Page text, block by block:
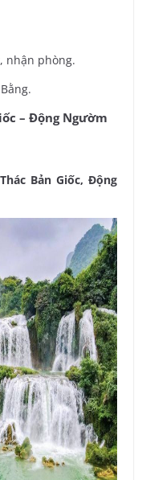
, nhận phòng.
– Động Ngườm
Thác Bản Giốc, Động